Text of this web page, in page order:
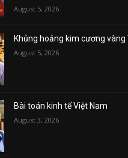
August 5, 2026
Khủng hoảng kim cương vàng
August 5, 2026
Bài toán kinh tế Việt Nam
August 3, 2026